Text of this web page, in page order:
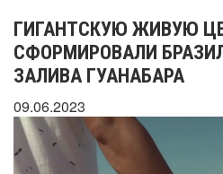
ГИГАНТСКУЮ ЖИВУЮ
СФОРМИРОВАЛИ
ЗАЛИВА ГУАНАБАРА
09.06.2023